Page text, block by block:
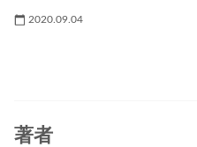
2020.09.04
著者